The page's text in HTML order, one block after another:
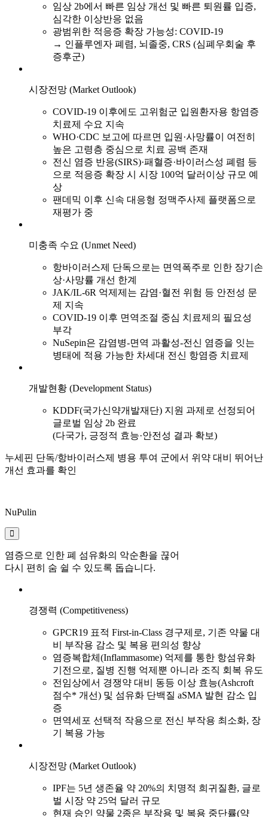
임상 2b에서 빠른 임상 개선 및 빠른 퇴원률 입증,
심각한 이상반응 없음
광범위한 적응증 확장 가능성: COVID-19
→ 인플루엔자 폐렴, 뇌졸중, CRS (심폐우회술 후
증후군)
시장전망 (Market Outlook)
COVID-19 이후에도 고위험군 입원환자용 항염증
치료제 수요 지속
WHO·CDC 보고에 따르면 입원·사망률이 여전히
높은 고령층 중심으로 치료 공백 존재
전신 염증 반응(SIRS)·패혈증·바이러스성 폐렴 등
으로 적응증 확장 시 시장 100억 달러이상 규모 예
상
팬데믹 이후 신속 대응형 정맥주사제 플랫폼으로
재평가 중
미충족 수요 (Unmet Need)
항바이러스제 단독으로는 면역폭주로 인한 장기손
상·사망률 개선 한계
JAK/IL-6R 억제제는 감염·혈전 위험 등 안전성 문
제 지속
COVID-19 이후 면역조절 중심 치료제의 필요성
부각
NuSepin은 감염병-면역 과활성-전신 염증을 잇는
병태에 적용 가능한 차세대 전신 항염증 치료제
개발현황 (Development Status)
KDDF(국가신약개발재단) 지원 과제로 선정되어
글로벌 임상 2b 완료
(다국가, 긍정적 효능·안전성 결과 확보)
누세핀 단독/항바이러스제 병용 투여 군에서 위약 대비 뛰어난
개선 효과를 확인
NuPulin
염증으로 인한 폐 섬유화의 악순환을 끊어
다시 편히 숨 쉴 수 있도록 돕습니다.
경쟁력 (Competitiveness)
GPCR19 표적 First-in-Class 경구제로, 기존 약물 대
비 부작용 감소 및 복용 편의성 향상
염증복합체(Inflammasome) 억제를 통한 항섬유화
기전으로, 질병 진행 억제뿐 아니라 조직 회복 유도
전임상에서 경쟁약 대비 동등 이상 효능(Ashcroft
점수* 개선) 및 섬유화 단백질 aSMA 발현 감소 입
증
면역세포 선택적 작용으로 전신 부작용 최소화, 장
기 복용 가능
시장전망 (Market Outlook)
IPF는 5년 생존율 약 20%의 치명적 희귀질환, 글로
벌 시장 약 25억 달러 규모
현재 승인 약물 2종은 부작용 및 복용 중단률(약